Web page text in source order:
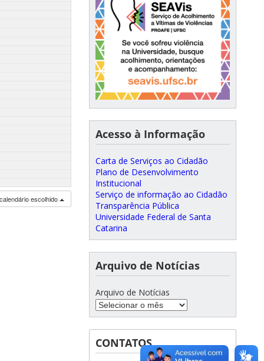
escolhido
Acesso à Informação
Carta de Serviços ao Cidadão
Plano de Desenvolvimento
Institucional
Serviço de informação ao Cidadão
Transparência Pública
Universidade Federal de Santa
Catarina
Arquivo de Notícias
Arquivo de Notícias
CONTATOS